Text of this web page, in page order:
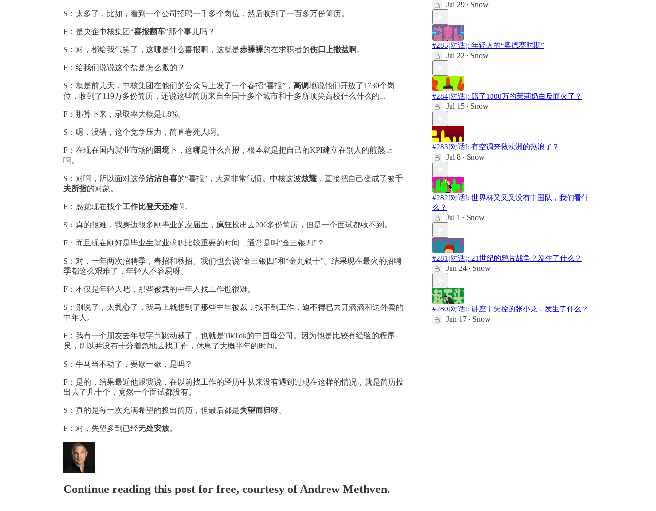
S：太多了，比如，看到一个公司招聘一千多个岗位，然后收到了一百多万份简历。
F：是央企中核集团“喜报翻车”那个事儿吗？
S：对，都给我气笑了，这哪是什么喜报啊，这就是赤裸裸的在求职者的伤口上撒盐啊。
F：给我们说说这个盐是怎么撒的？
S：就是前几天，中核集团在他们的公众号上发了一个春招“喜报”， 高调地说他们开放了1730个岗
位，收到了119万多份简历，还说这些简历来自全国十多个城市和十多所顶尖高校什么什么的...
F：那算下来，录取率大概是1.8%。
S：嗯，没错，这个竞争压力，简直卷死人啊。
F：在现在国内就业市场的 困境下，这哪是什么喜报，根本就是把自己的KPI建立在别人的煎熬上
啊。
S：对啊，所以面对这份沾沾自喜的“喜报”，大家非常气愤。中核这波炫耀 ，直接把自己变成了被千
夫所指的对象。
F：感觉现在找个工作比登天还难啊。
S：真的很难，我身边很多刚毕业的应届生， 疯狂投出去200多份简历，但是一个面试都收不到。
F：而且现在刚好是毕业生就业求职比较重要的时间，通常是叫“金三银四”？
S：对，一年两次招聘季，春招和秋招。我们也会说“金三银四”和“金九银十”。结果现在最火的招聘
季都这么艰难了，年轻人不容易呀。
F：不仅是年轻人吧，那些被裁的中年人找工作也很难。
S：别说了，太扎心了，我马上就想到了那些中年被裁，找不到工作， 迫不得已去开滴滴和送外卖的
中年人。
F：我有一个朋友去年被字节跳动裁了，也就是TikTok的中国母公司。因为他是比较有经验的程序
员，所以并没有十分着急地去找工作，休息了大概半年的时间。
S：牛马当不动了，要歇一歇，是吗？
F：是的，结果最近他跟我说，在以前找工作的经历中从来没有遇到过现在这样的情况，就是简历投
出去了几十个，竟然一个面试都没有。
S：真的是每一次充满希望的投出简历，但最后都是失望而归 呀。
F：对，失望多到已经无处安放。
Continue reading this post for free, courtesy of Andrew Methven.
Jul 29 • Snow
#285[对话]: 年轻人的“奥德赛时期”
Jul 22 • Snow
#284[对话]: 赔了1000万的茉莉奶白反而火了？
Jul 15 • Snow
#283[对话]: 有空调来救欧洲的热浪了？
Jul 8 • Snow
#282[对话]: 世界杯又又又没有中国队，我们看什
么？
Jul 1 • Snow
#281[对话]: 21世纪的鸦片战争？发生了什么？
Jun 24 • Snow
#280[对话]: 讲座中失控的张小龙，发生了什么？
Jun 17 • Snow